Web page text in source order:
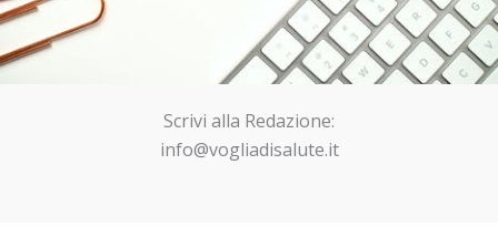
Scrivi alla Redazione:
info@vogliadisalute.it